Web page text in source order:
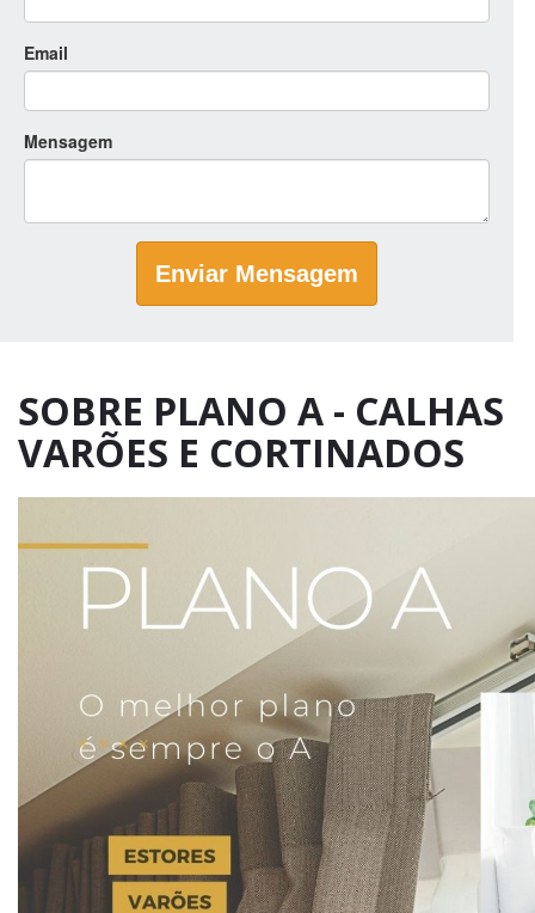
Email
Mensagem
Enviar Mensagem
SOBRE PLANO A - CALHAS
VARÕES E CORTINADOS